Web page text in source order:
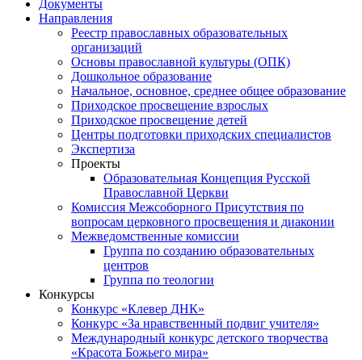
Документы
Направления
Реестр православных образовательных
организаций
Основы православной культуры (ОПК)
Дошкольное образование
Начальное, основное, среднее общее образование
Приходское просвещение взрослых
Приходское просвещение детей
Центры подготовки приходских специалистов
Экспертиза
Проекты
Образовательная Концепция Русской
Православной Церкви
Комиссия Межсоборного Присутствия по
вопросам церковного просвещения и диаконии
Межведомственные комиссии
Группа по созданию образовательных
центров
Группа по теологии
Конкурсы
Конкурс «Клевер ДНК»
Конкурс «За нравственный подвиг учителя»
Международный конкурс детского творчества
«Красота Божьего мира»